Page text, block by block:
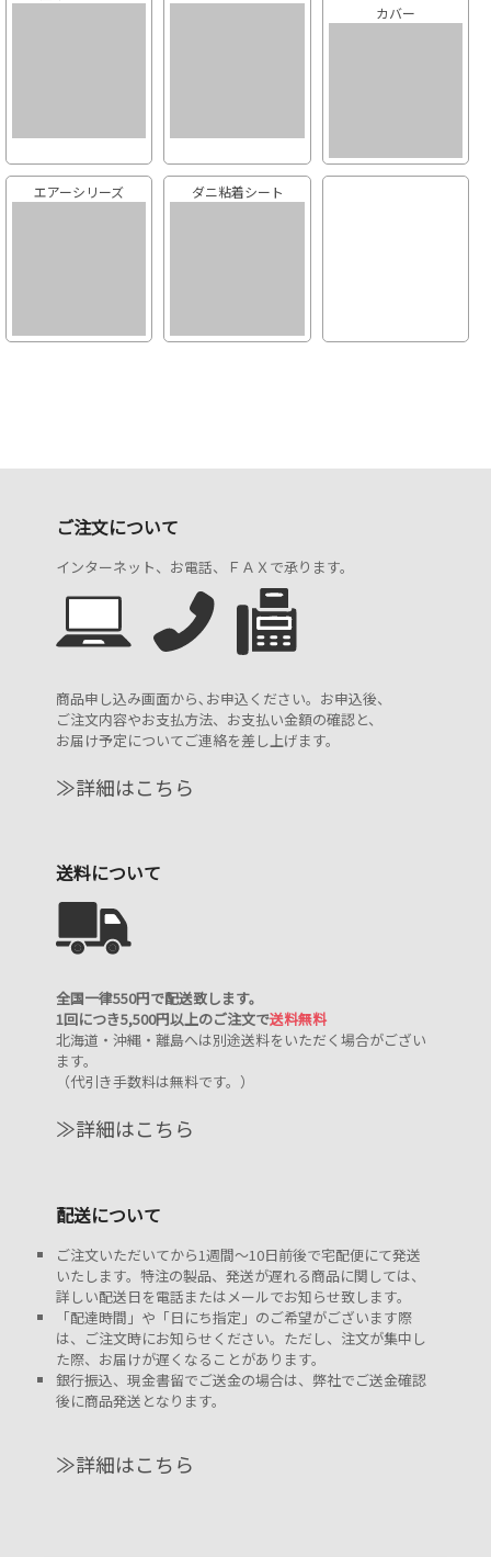
カバー
エアーシリーズ ダニ粘着シート
ご注文について
インターネット、お電話、ＦＡＸで承ります。
商品申し込み画面から､お申込ください。お申込後、
ご注文内容やお支払方法、お支払い金額の確認と、
お届け予定についてご連絡を差し上げます。
≫詳細はこちら
送料について
全国一律550円で配送致します。
1回につき5,500円以上のご注文で送料無料
北海道・沖縄・離島へは別途送料をいただく場合がござい
ます。
（代引き手数料は無料です。）
≫詳細はこちら
配送について
ご注文いただいてから1週間～10日前後で宅配便にて発送
いたします。特注の製品、発送が遅れる商品に関しては、
詳しい配送日を電話またはメールでお知らせ致します。
「配達時間」や「日にち指定」のご希望がございます際
は、ご注文時にお知らせください。ただし、注文が集中し
た際、お届けが遅くなることがあります。
銀行振込、現金書留でご送金の場合は、弊社でご送金確認
後に商品発送となります。
≫詳細はこちら